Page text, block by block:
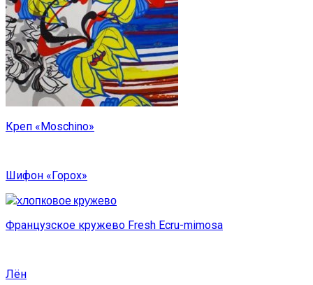
Креп «Moschino»
Шифон «Горох»
Французское кружево Fresh Ecru-mimosa
Лён